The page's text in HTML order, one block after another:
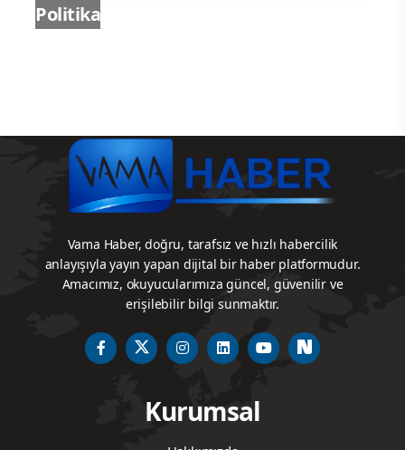
Politika
Vama Haber, doğru, tarafsız ve hızlı habercilik
anlayışıyla yayın yapan dijital bir haber platformudur.
Amacımız, okuyucularımıza güncel, güvenilir ve
erişilebilir bilgi sunmaktır.
Kurumsal